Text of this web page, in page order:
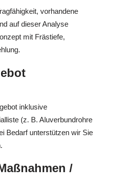
vorhandene
auf dieser Analyse
mit Frästiefe,
inklusive
(z. B. Aluverbundrohre
Bedarf unterstützen wir Sie
/